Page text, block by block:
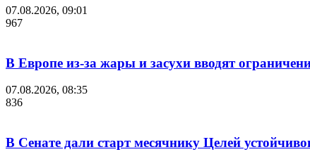
07.08.2026, 09:01
967
В Европе из-за жары и засухи вводят
07.08.2026, 08:35
836
В Сенате дали старт месячнику Целей